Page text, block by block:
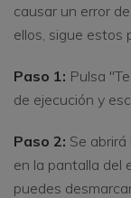
causar un error
ellos, sigue estos
Paso 1: Pulsa
de ejecución y
Paso 2: Se
en la pantalla del
puedes